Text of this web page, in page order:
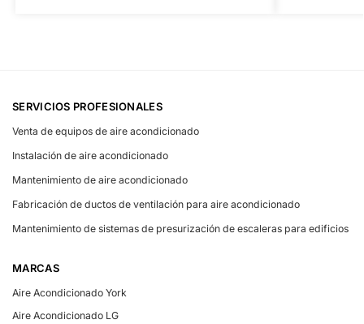
SERVICIOS PROFESIONALES
Venta de equipos de aire acondicionado
Instalación de aire acondicionado
Mantenimiento de aire acondicionado
Fabricación de ductos de ventilación para aire acondicionado
Mantenimiento de sistemas de presurización de escaleras para edificios
MARCAS
Aire Acondicionado York
Aire Acondicionado LG